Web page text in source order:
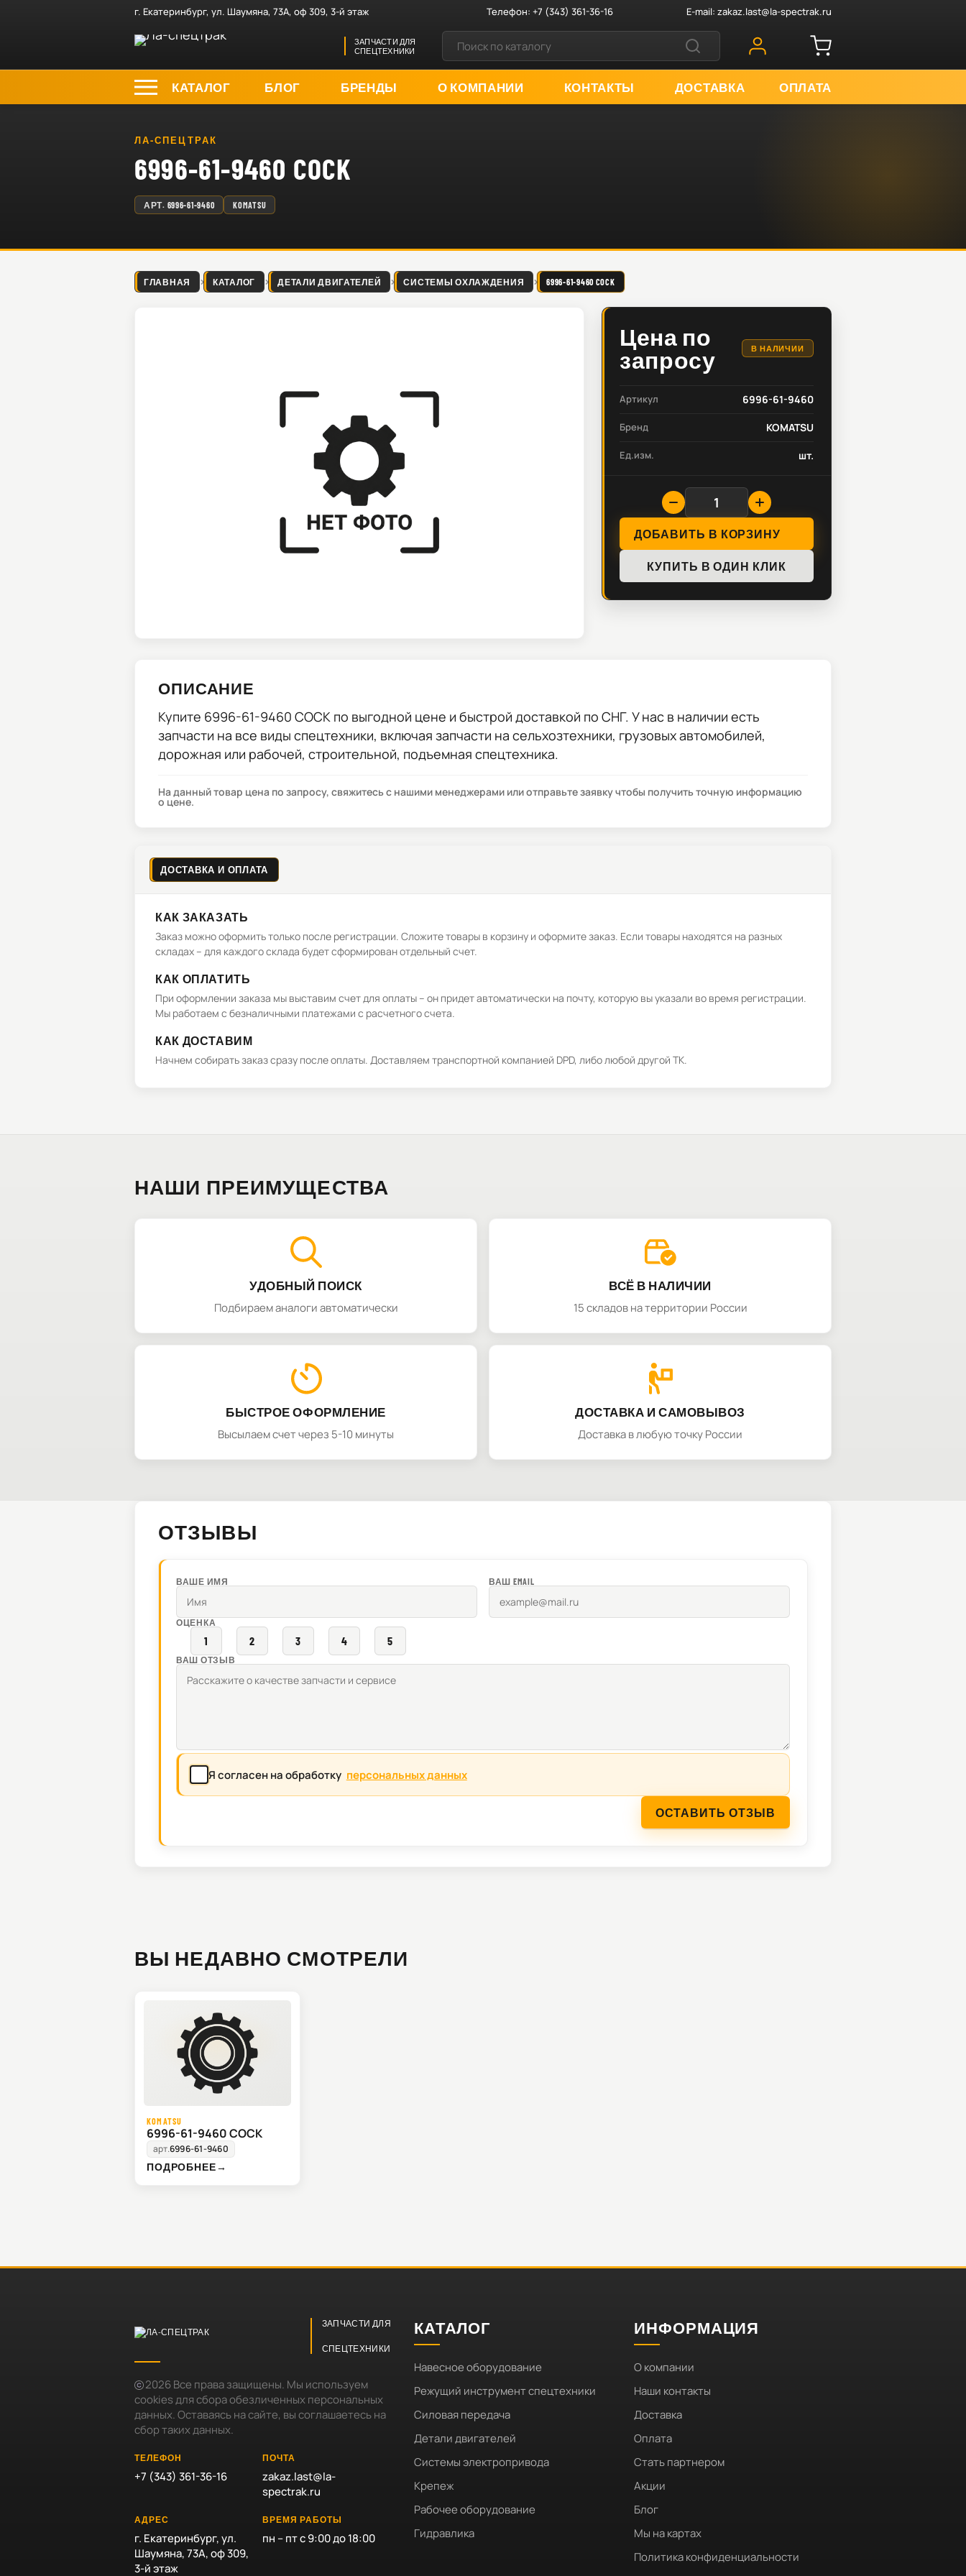
г. Екатеринбург, ул. Шаумяна, 73А, оф 309, 3-й этаж Телефон:+7 (343) 361-36-16 E-mail: zakaz.last@la-spectrak.ru
ЗАПЧАСТИ ДЛЯ
СПЕЦТЕХНИКИ
КАТАЛОГ БЛОГ БРЕНДЫ О КОМПАНИИ КОНТАКТЫ ДОСТАВКА ОПЛАТА
ЛА-СПЕЦТРАК
6996-61-9460 COCK
АРТ. 6996-61-9460 KOMATSU
ГЛАВНАЯ КАТАЛОГ ДЕТАЛИ ДВИГАТЕЛЕЙ СИСТЕМЫ ОХЛАЖДЕНИЯ 6996-61-9460 COCK
Цена по
запросу
В НАЛИЧИИ
Артикул 6996-61-9460
Бренд KOMATSU
Ед.изм. шт.
ДОБАВИТЬ В КОРЗИНУ
КУПИТЬ В ОДИН КЛИК
ОПИСАНИЕ
Купите 6996-61-9460 COCK по выгодной цене и быстрой доставкой по СНГ. У нас в наличии есть
запчасти на все виды спецтехники, включая запчасти на сельхозтехники, грузовых автомобилей,
дорожная или рабочей, строительной, подъемная спецтехника.
На данный товар цена по запросу, свяжитесь с нашими менеджерами или отправьте заявку чтобы получить точную информацию
о цене.
ДОСТАВКА И ОПЛАТА
КАК ЗАКАЗАТЬ
Заказ можно оформить только после регистрации. Сложите товары в корзину и оформите заказ. Если товары находятся на разных
складах – для каждого склада будет сформирован отдельный счет.
КАК ОПЛАТИТЬ
При оформлении заказа мы выставим счет для оплаты – он придет автоматически на почту, которую вы указали во время регистрации.
Мы работаем с безналичными платежами с расчетного счета.
КАК ДОСТАВИМ
Начнем собирать заказ сразу после оплаты. Доставляем транспортной компанией DPD, либо любой другой ТК.
НАШИ ПРЕИМУЩЕСТВА
УДОБНЫЙ ПОИСК
Подбираем аналоги автоматически
ВСЁ В НАЛИЧИИ
15 складов на территории России
БЫСТРОЕ ОФОРМЛЕНИЕ
Высылаем счет через 5-10 минуты
ДОСТАВКА И САМОВЫВОЗ
Доставка в любую точку России
ОТЗЫВЫ
ВАШЕ ИМЯ ВАШ EMAIL
ОЦЕНКА
1 2 3 4 5
ВАШ ОТЗЫВ
Я согласен на обработку персональных данных
ОСТАВИТЬ ОТЗЫВ
ВЫ НЕДАВНО СМОТРЕЛИ
KOMATSU
6996-61-9460 COCK
арт.6996-61-9460
ПОДРОБНЕЕ→
ЗАПЧАСТИ ДЛЯ
СПЕЦТЕХНИКИ
2026Все права защищены. Мы используем
cookies для сбора обезличенных персональных
данных. Оставаясь на сайте, вы соглашаетесь на
сбор таких данных.
ТЕЛЕФОН
+7 (343) 361-36-16
ПОЧТА
zakaz.last@la-
spectrak.ru
АДРЕС
г. Екатеринбург, ул.
Шаумяна, 73А, оф 309,
3-й этаж
ВРЕМЯ РАБОТЫ
пн – пт с 9:00 до 18:00
КАТАЛОГ
Навесное оборудование
Режущий инструмент спецтехники
Силовая передача
Детали двигателей
Системы электропривода
Крепеж
Рабочее оборудование
Гидравлика
ИНФОРМАЦИЯ
О компании
Наши контакты
Доставка
Оплата
Стать партнером
Акции
Блог
Мы на картах
Политика конфиденциальности